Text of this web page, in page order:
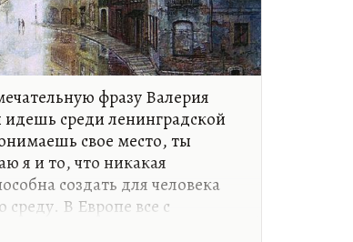
фразу Валерия
среди ленинградской
свое место, ты
я и то, что никакая
создать для человека
В Европе все с